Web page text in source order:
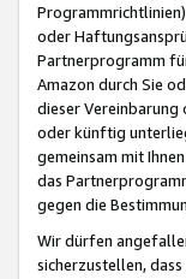
oder
Partnerprogramm
Amazon durch Sie
dieser
oder künftig
gemeinsam mit
das
gegen die
Wir dürfen
sicherzustellen,